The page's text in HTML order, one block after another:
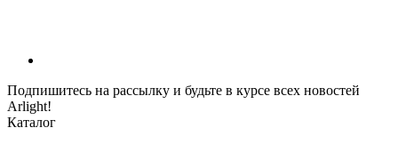
Подпишитесь на рассылку и будьте в курсе всех новостей
Arlight!
Каталог